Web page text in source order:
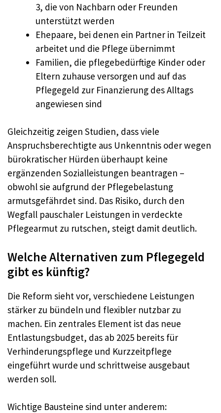
3, die von Nachbarn oder Freunden
unterstützt werden
Ehepaare, bei denen ein Partner in Teilzeit
arbeitet und die Pflege übernimmt
Familien, die pflegebedürftige Kinder oder
Eltern zuhause versorgen und auf das
Pflegegeld zur Finanzierung des Alltags
angewiesen sind
Gleichzeitig zeigen Studien, dass viele
Anspruchsberechtigte aus Unkenntnis oder wegen
bürokratischer Hürden überhaupt keine
ergänzenden Sozialleistungen beantragen –
obwohl sie aufgrund der Pflegebelastung
armutsgefährdet sind. Das Risiko, durch den
Wegfall pauschaler Leistungen in verdeckte
Pflegearmut zu rutschen, steigt damit deutlich.
Welche Alternativen zum Pflegegeld
gibt es künftig?
Die Reform sieht vor, verschiedene Leistungen
stärker zu bündeln und flexibler nutzbar zu
machen. Ein zentrales Element ist das neue
Entlastungsbudget, das ab 2025 bereits für
Verhinderungspflege und Kurzzeitpflege
eingeführt wurde und schrittweise ausgebaut
werden soll.
Wichtige Bausteine sind unter anderem: